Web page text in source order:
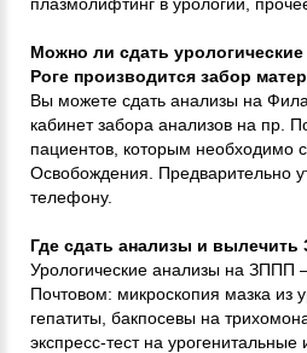
Можно ли сдать
Роге производится забор
Вы можете сдать анализы на
кабинет забора анализов на пр.
пациентов, которым необходимо
Освобождения. Предварительно
телефону.
Где сдать анализы и вылечить
Урологические анализы на ЗППП
Почтовом: микроскопия мазка из
гепатиты, бакпосевы на
экспресс-тест на